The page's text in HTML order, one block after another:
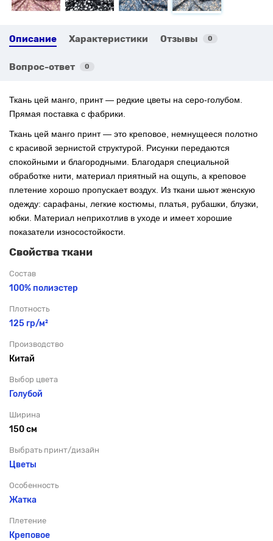
Описание Характеристики Отзывы 0
Вопрос-ответ 0
Ткань цей манго, принт — редкие цветы на серо-голубом.
Прямая поставка с фабрики.
Ткань цей манго принт — это креповое, немнущееся полотно
с красивой зернистой структурой. Рисунки передаются
спокойными и благородными. Благодаря специальной
обработке нити, материал приятный на ощупь, а креповое
плетение хорошо пропускает воздух. Из ткани шьют женскую
одежду: сарафаны, легкие костюмы, платья, рубашки, блузки,
юбки. Материал неприхотлив в уходе и имеет хорошие
показатели износостойкости.
Свойства ткани
Состав
100% полиэстер
Плотность
125 гр/м²
Производство
Китай
Выбор цвета
Голубой
Ширина
150 см
Выбрать принт/дизайн
Цветы
Особенность
Жатка
Плетение
Креповое